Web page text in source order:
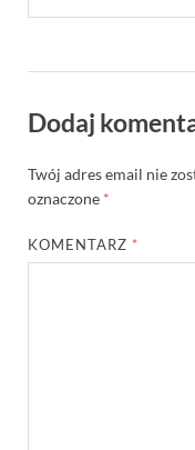
Dodaj
Twój adres email nie
oznaczone *
KOMENTARZ *